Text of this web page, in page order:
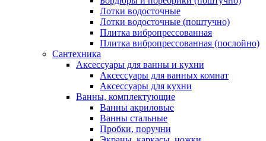
Лотки водосточные
Лотки водосточные (поштучно)
Плитка вибропрессованная
Плитка вибропрессованная (послойно)
Сантехника
Аксессуары для ванны и кухни
Аксессуары для ванных комнат
Аксессуары для кухни
Ванны, комплектующие
Ванны акриловые
Ванны стальные
Пробки, поручни